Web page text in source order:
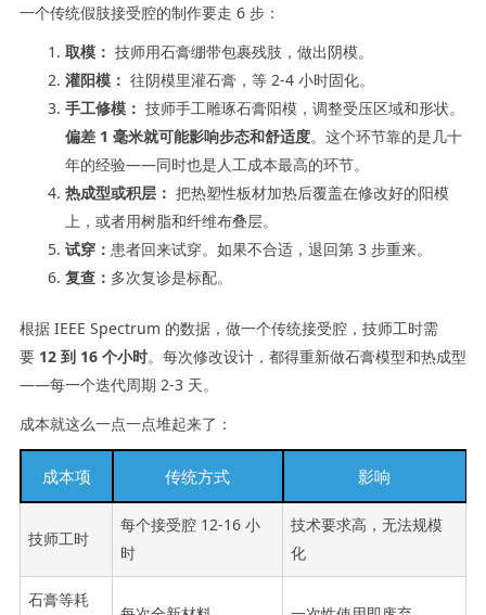
一个传统假肢接受腔的制作要走 6 步：
取模： 技师用石膏绷带包裹残肢，做出阴模。
灌阳模： 往阴模里灌石膏，等 2-4 小时固化。
手工修模： 技师手工雕琢石膏阳模，调整受压区域和形状。
偏差 1 毫米就可能影响步态和舒适度。这个环节靠的是几十
年的经验——同时也是人工成本最高的环节。
热成型或积层： 把热塑性板材加热后覆盖在修改好的阳模
上，或者用树脂和纤维布叠层。
试穿： 患者回来试穿。如果不合适，退回第 3 步重来。
复查： 多次复诊是标配。
根据 IEEE Spectrum 的数据，做一个传统接受腔，技师工时需
要 12 到 16 个小时。每次修改设计，都得重新做石膏模型和热成型
——每一个迭代周期 2-3 天。
成本就这么一点一点堆起来了：
成本项 传统方式 影响
技师工时
每个接受腔 12-16 小
时
技术要求高，无法规模
化
石膏等耗